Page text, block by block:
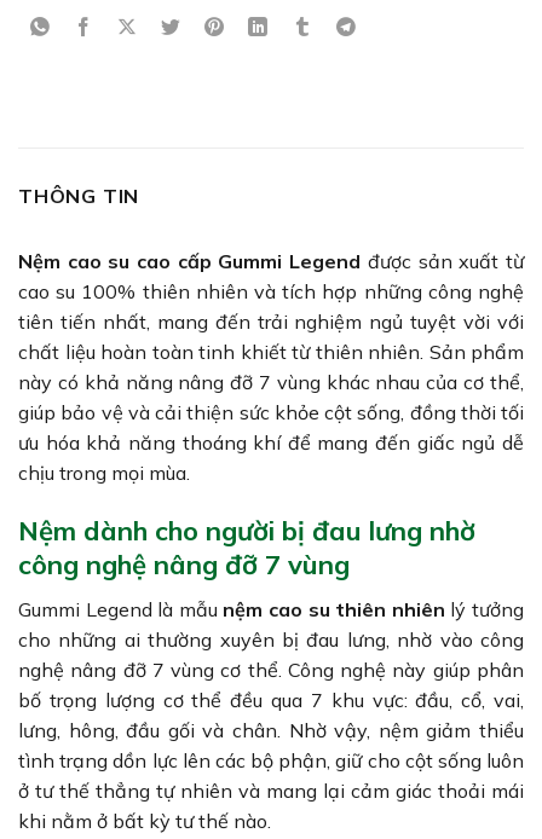
THÔNG TIN
Nệm cao su cao cấp Gummi Legend được sản xuất từ
cao su 100% thiên nhiên và tích hợp những công nghệ
tiên tiến nhất, mang đến trải nghiệm ngủ tuyệt vời với
chất liệu hoàn toàn tinh khiết từ thiên nhiên. Sản phẩm
này có khả năng nâng đỡ 7 vùng khác nhau của cơ thể,
giúp bảo vệ và cải thiện sức khỏe cột sống, đồng thời tối
ưu hóa khả năng thoáng khí để mang đến giấc ngủ dễ
chịu trong mọi mùa.
Nệm dành cho người bị đau lưng nhờ
công nghệ nâng đỡ 7 vùng
Gummi Legend là mẫu nệm cao su thiên nhiên lý tưởng
cho những ai thường xuyên bị đau lưng, nhờ vào công
nghệ nâng đỡ 7 vùng cơ thể. Công nghệ này giúp phân
bố trọng lượng cơ thể đều qua 7 khu vực: đầu, cổ, vai,
lưng, hông, đầu gối và chân. Nhờ vậy, nệm giảm thiểu
tình trạng dồn lực lên các bộ phận, giữ cho cột sống luôn
ở tư thế thẳng tự nhiên và mang lại cảm giác thoải mái
khi nằm ở bất kỳ tư thế nào.